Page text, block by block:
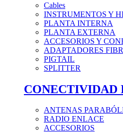
Cables
INSTRUMENTOS Y
PLANTA INTERNA
PLANTA EXTERNA
ACCESORIOS Y
ADAPTADORES
PIGTAIL
SPLITTER
ANTENAS
RADIO ENLACE
ACCESORIOS